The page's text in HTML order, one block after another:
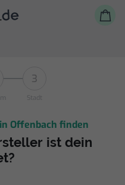
3
Offenbach finden
ist dein